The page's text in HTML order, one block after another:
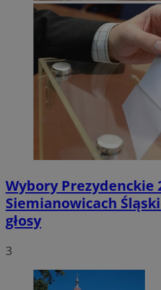
Wybory Prezydenckie
Siemianowicach
głosy
3